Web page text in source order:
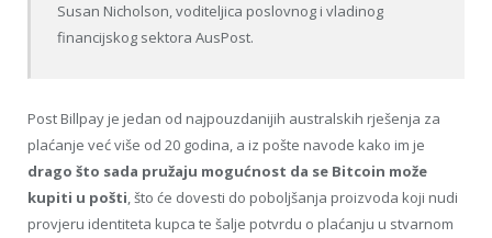
Susan Nicholson, voditeljica poslovnog i vladinog
financijskog sektora AusPost.
Post Billpay je jedan od najpouzdanijih australskih rješenja za
plaćanje već više od 20 godina, a iz pošte navode kako im je
drago što sada pružaju mogućnost da se Bitcoin može
kupiti u pošti, što će dovesti do poboljšanja proizvoda koji nudi
provjeru identiteta kupca te šalje potvrdu o plaćanju u stvarnom